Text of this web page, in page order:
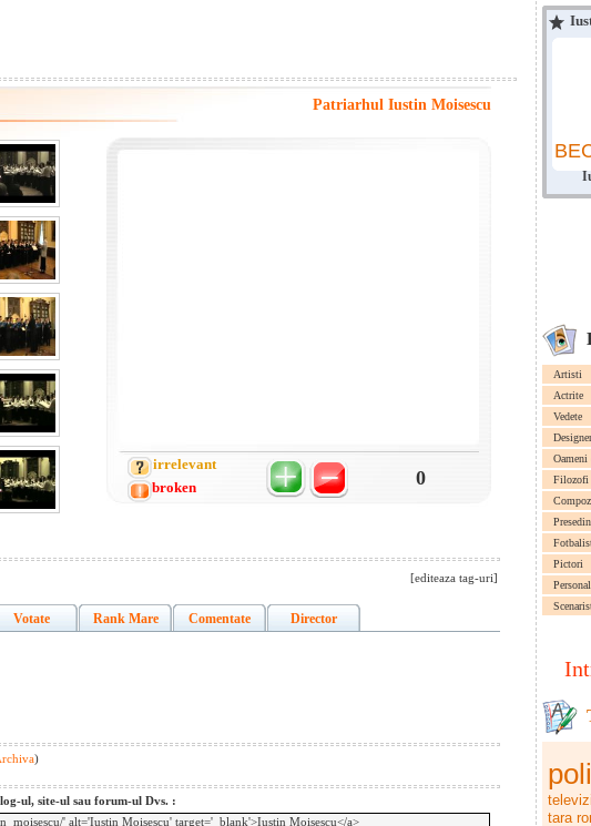
Artisti
Actrite
Vedete
Oameni
Filozofi
Pictori
tara
Patriarhul Iustin Moisescu
irrelevant
0
broken
[editeaza tag-uri]
Votate Rank Mare Comentate Director
)
ul, site-ul sau forum-ul Dvs. :